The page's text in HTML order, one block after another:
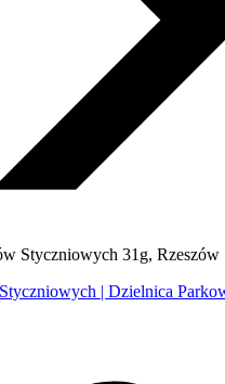
Styczniowych 31g, Rzeszów
| Dzielnica